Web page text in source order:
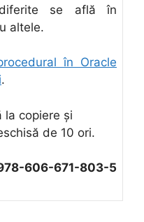
se află în
altele.
în Oracle
.
la copiere şi
de 10 ori.
606-671-803-5